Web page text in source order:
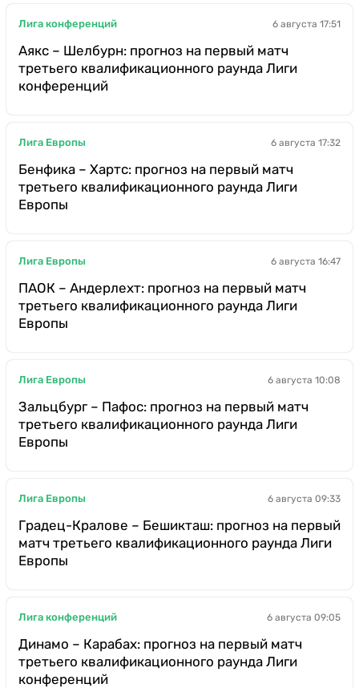
Лига конференций 6 августа 17:51
Аякс – Шелбурн: прогноз на первый матч
третьего квалификационного раунда Лиги
конференций
Лига Европы 6 августа 17:32
Бенфика – Хартс: прогноз на первый матч
третьего квалификационного раунда Лиги
Европы
Лига Европы 6 августа 16:47
ПАОК – Андерлехт: прогноз на первый матч
третьего квалификационного раунда Лиги
Европы
Лига Европы 6 августа 10:08
Зальцбург – Пафос: прогноз на первый матч
третьего квалификационного раунда Лиги
Европы
Лига Европы 6 августа 09:33
Градец-Кралове – Бешикташ: прогноз на первый
матч третьего квалификационного раунда Лиги
Европы
Лига конференций 6 августа 09:05
Динамо – Карабах: прогноз на первый матч
третьего квалификационного раунда Лиги
конференций